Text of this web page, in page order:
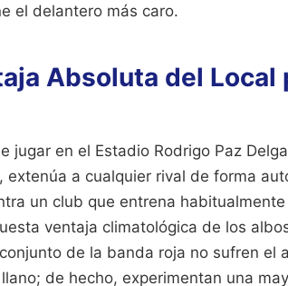
el delantero más caro.
Absoluta del Local
jugar en el Estadio Rodrigo Paz
extenúa a cualquier rival de forma
un club que entrena
ventaja climatológica de los
de la banda roja no sufren el
de hecho, experimentan una